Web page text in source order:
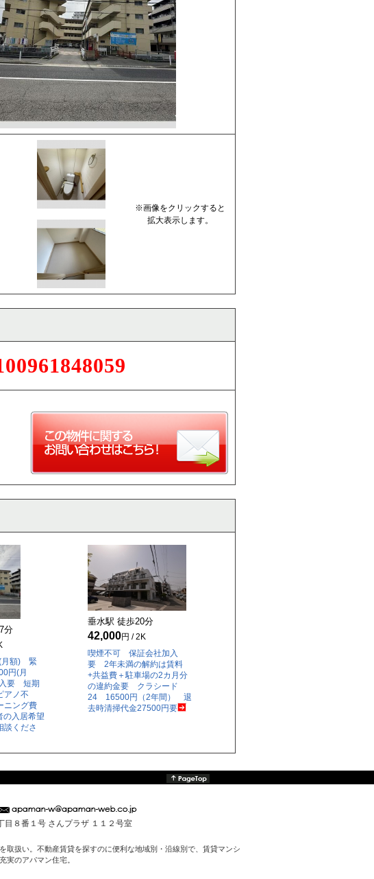
※画像をクリックすると
拡大表示します。
分
月額) 緊
円(月
要 短期
アノ不
ング費
入居希望
談くださ
垂水駅 徒歩20分
42,000円 / 2K
喫煙不可 保証会社加入
要 2年未満の解約は賃料
+共益費＋駐車場の2カ月分
の違約金要 クラシード
24 16500円（2年間） 退
去時清掃代金27500円要
８番１号 さんプラザ １１２号室
扱い。不動産賃貸を探すのに便利な地域別・沿線別で、賃貸マンシ
実のアパマン住宅。